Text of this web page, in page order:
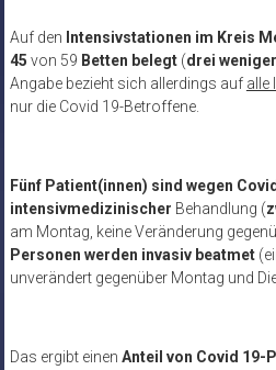
Auf den Intensivstationen im Kreis
45 von 59 Betten belegt(drei weniger
Angabe bezieht sich allerdings auf alle
nur die Covid 19-Betroffene.
Fünf Patient(innen) sind wegen
intensivmedizinischer Behandlung (
am Montag, keine Veränderung
Personen werden invasiv beatmet
unverändert gegenüber Montag und
Das ergibt einen Anteil von Covid 19-